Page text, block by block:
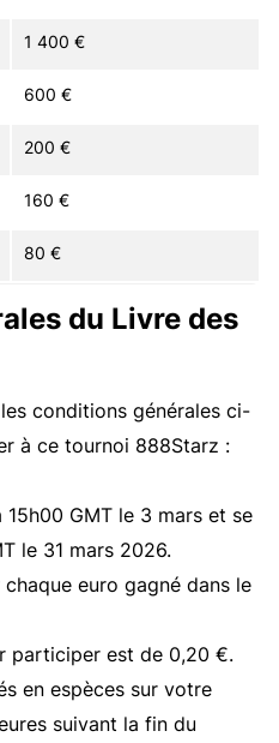
1 400 €
600 €
200 €
160 €
80 €
du Livre des
conditions générales ci-
à ce tournoi 888Starz :
GMT le 3 mars et se
le 31 mars 2026.
euro gagné dans le
participer est de 0,20 €.
en espèces sur votre
suivant la fin du